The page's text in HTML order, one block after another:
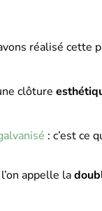
réalisé cette
clôture
: c’est ce
appelle la